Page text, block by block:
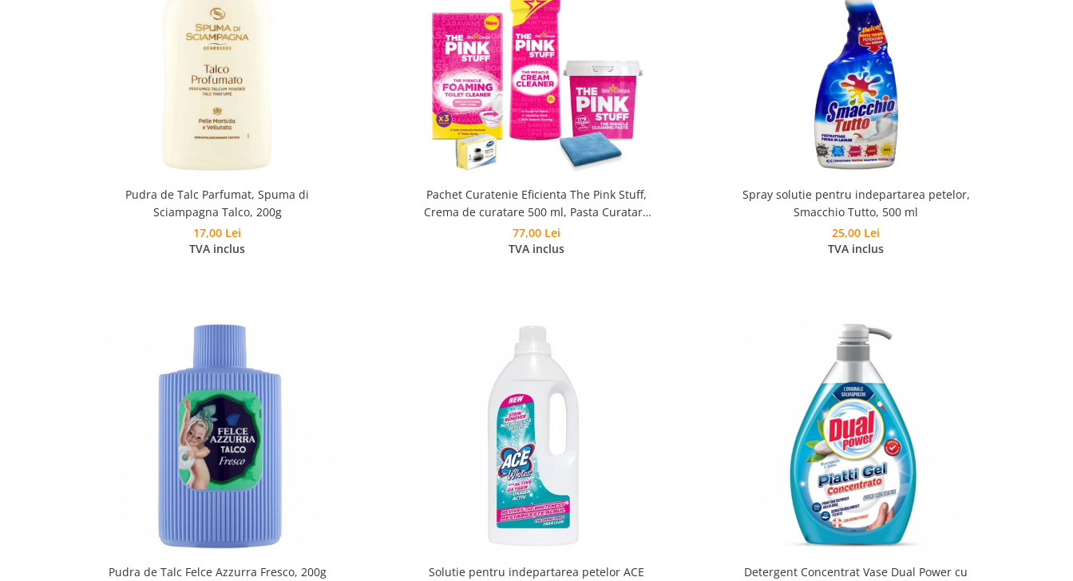
Pudra de Talc Parfumat, Spuma di
Sciampagna Talco, 200g
17,00 Lei
TVA inclus
Pachet Curatenie Eficienta The Pink Stuff,
Crema de curatare 500 ml, Pasta Curatare
850 g, Pudra Spumanta 300g, Laveta si
Burete
77,00 Lei
TVA inclus
Spray solutie pentru indepartarea petelor,
Smacchio Tutto, 500 ml
25,00 Lei
TVA inclus
Pudra de Talc Felce Azzurra Fresco, 200g
Solutie pentru indepartarea petelor ACE
Detergent Concentrat Vase Dual Power cu